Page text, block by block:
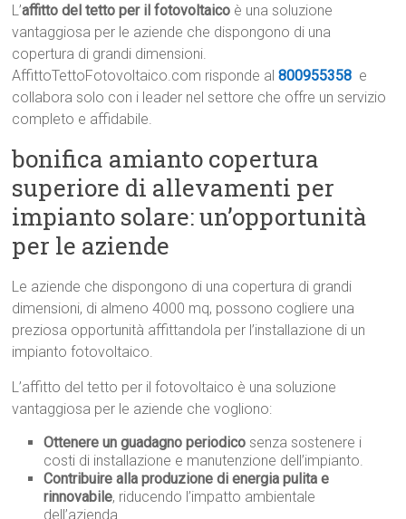
L’affitto del tetto per il fotovoltaico è una soluzione
vantaggiosa per le aziende che dispongono di una
copertura di grandi dimensioni.
AffittoTettoFotovoltaico.com risponde al800955358 e
collabora solo con i leader nel settore che offre un servizio
completo e affidabile.
bonifica amianto copertura
superiore di allevamenti per
impianto solare: un’opportunità
per le aziende
Le aziende che dispongono di una copertura di grandi
dimensioni, di almeno 4000 mq, possono cogliere una
preziosa opportunità affittandola per l’installazione di un
impianto fotovoltaico.
L’affitto del tetto per il fotovoltaico è una soluzione
vantaggiosa per le aziende che vogliono:
Ottenere un guadagno periodico senza sostenere i
costi di installazione e manutenzione dell’impianto.
Contribuire alla produzione di energia pulita e
rinnovabile, riducendo l’impatto ambientale
dell’azienda.